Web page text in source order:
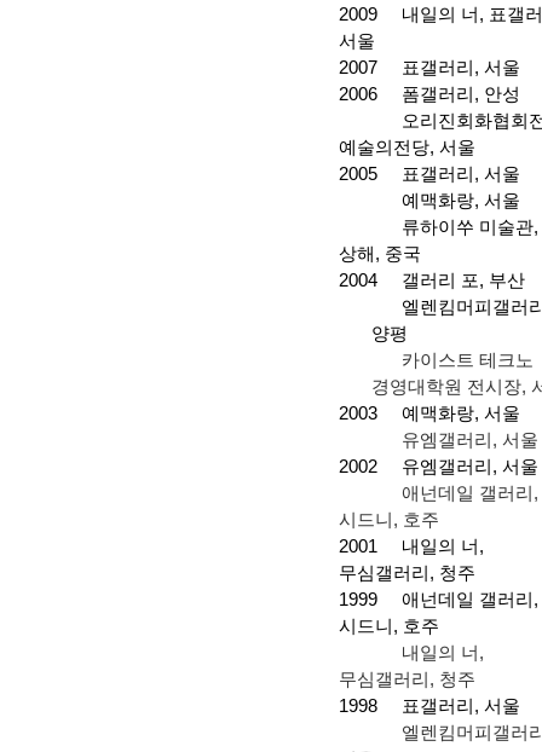
2009
내일의 너, 표갤
서울
2007
표갤러리, 서울
2006
폼갤러리, 안성
오리진회화협회
예술의전당, 서울
2005
표갤러리, 서울
예맥화랑, 서울
류하이쑤 미술관,
상해, 중국
2004
갤러리 포, 부산
엘렌킴머피갤러
양평
카이스트 테크노
경영대학원 전시장,
2003
예맥화랑, 서울
유엠갤러리, 서울
2002
유엠갤러리, 서울
애넌데일 갤러리,
시드니, 호주
2001
내일의 너,
무심갤러리, 청주
1999
애넌데일 갤러리,
시드니, 호주
내일의 너,
무심갤러리, 청주
1998
표갤러리, 서울
엘렌킴머피갤러